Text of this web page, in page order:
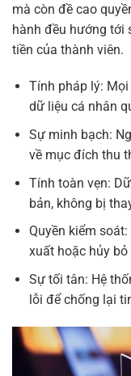
mà còn đề cao
hành đều hướng tới
tiền của thành viên.
Tính pháp lý:
dữ liệu cá nhân
Sự minh bạch:
về mục đích thu
Tính toàn vẹn:
bản, không bị
Quyền kiểm
xuất hoặc hủy
Sự tối tân: Hệ
lỗi để chống lại